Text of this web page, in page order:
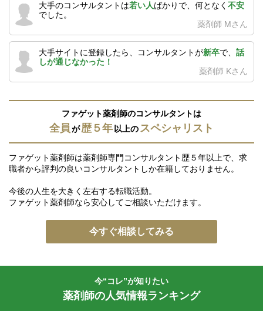
大手のコンサルタントは若い人ばかりで、何となく 不安
でした。
薬剤師 Mさん
大手サイトに登録したら、コンサルタントが新卒で、 話
しが通じなかった！
薬剤師 Kさん
ファゲット薬剤師のコンサルタントは
全員が歴５年 以上のスペシャリスト
ファゲット薬剤師は薬剤師専門コンサルタント歴５年以上で、求
職者から評判の良いコンサルタントしか在籍しておりません。
今後の人生を大きく左右する転職活動。
ファゲット薬剤師なら安心してご相談いただけます。
今すぐ相談してみる
今“コレ”が知りたい
薬剤師の人気情報ランキング